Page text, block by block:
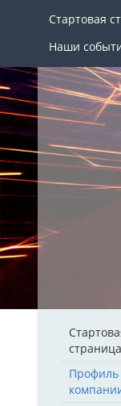
Стартовая
Наши
страница
Профиль